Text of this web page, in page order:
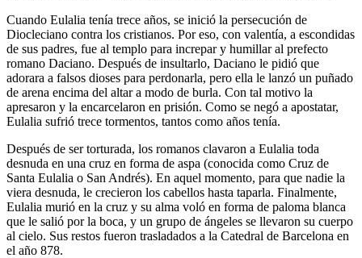
Cuando Eulalia tenía trece años, se inició la persecución de
Diocleciano contra los cristianos. Por eso, con valentía, a escondidas
de sus padres, fue al templo para increpar y humillar al prefecto
romano Daciano. Después de insultarlo, Daciano le pidió que
adorara a falsos dioses para perdonarla, pero ella le lanzó un puñado
de arena encima del altar a modo de burla. Con tal motivo la
apresaron y la encarcelaron en prisión. Como se negó a apostatar,
Eulalia sufrió trece tormentos, tantos como años tenía.
Después de ser torturada, los romanos clavaron a Eulalia toda
desnuda en una cruz en forma de aspa (conocida como Cruz de
Santa Eulalia o San Andrés). En aquel momento, para que nadie la
viera desnuda, le crecieron los cabellos hasta taparla. Finalmente,
Eulalia murió en la cruz y su alma voló en forma de paloma blanca
que le salió por la boca, y un grupo de ángeles se llevaron su cuerpo
al cielo. Sus restos fueron trasladados a la Catedral de Barcelona en
el año 878.